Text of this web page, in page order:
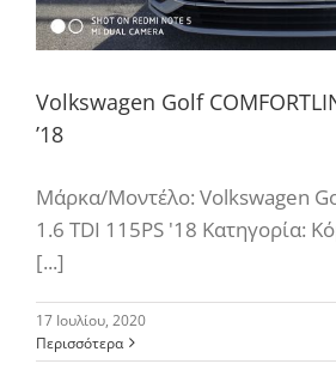
Volkswagen Golf
’18
Μάρκα/Μοντέλο: Volkswagen
1.6 TDI 115PS '18 Κατηγορία:
[...]
17 Ιουλίου, 2020
Περισσότερα